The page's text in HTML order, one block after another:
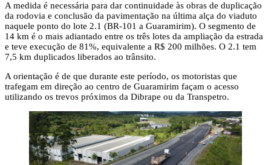
A medida é necessária para dar continuidade às obras de duplicação
da rodovia e conclusão da pavimentação na última alça do viaduto
naquele ponto do lote 2.1 (BR-101 a Guaramirim). O segmento de
14 km é o mais adiantado entre os três lotes da ampliação da estrada
e teve execução de 81%, equivalente a R$ 200 milhões. O 2.1 tem
7,5 km duplicados liberados ao trânsito.
A orientação é de que durante este período, os motoristas que
trafegam em direção ao centro de Guaramirim façam o acesso
utilizando os trevos próximos da Dibrape ou da Transpetro.